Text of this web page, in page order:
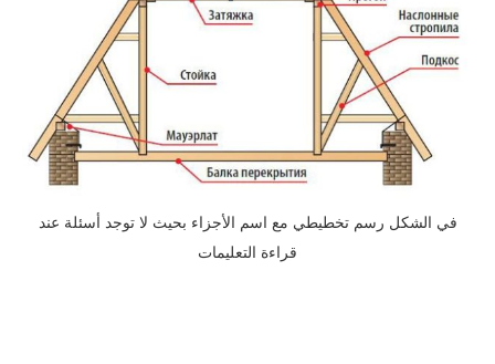
في الشكل رسم تخطيطي مع اسم الأجزاء بحيث لا توجد أسئلة عند
قراءة التعليمات